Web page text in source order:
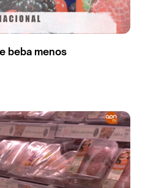
beba menos